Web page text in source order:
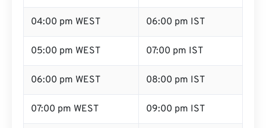
04:00 pm WEST 06:00 pm IST
05:00 pm WEST 07:00 pm IST
06:00 pm WEST 08:00 pm IST
07:00 pm WEST 09:00 pm IST